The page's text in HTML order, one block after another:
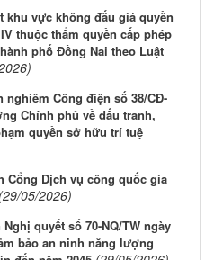
khu vực không đấu giá quyền
thuộc thẩm quyền cấp phép
phố Đồng Nai theo Luật
Công điện số 38/CĐ-
Chính phủ về đấu tranh,
quyền sở hữu trí tuệ
Cổng Dịch vụ công quốc gia
(29/05/2026)
quyết số 70-NQ/TW ngày
bảo an ninh năng lượng